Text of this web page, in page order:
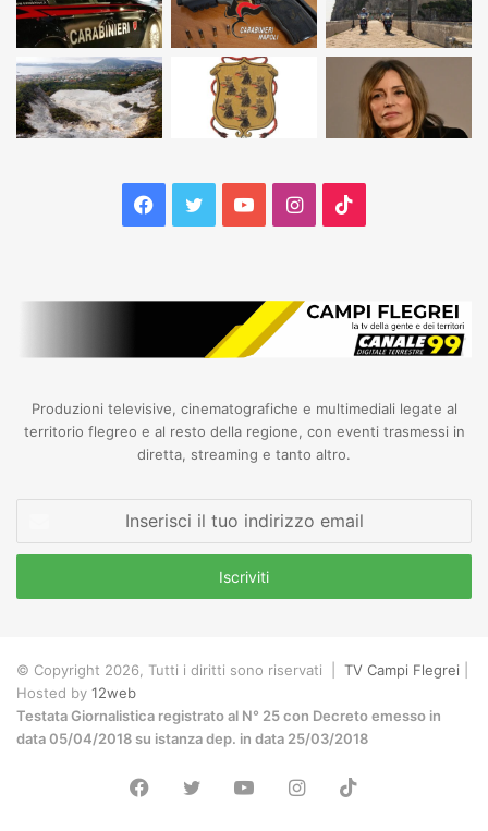
Facebook
TwitterYouTubeInstagram
Produzioni televisive, cinematografiche e multimediali legate al
territorio flegreo e al resto della regione, con eventi trasmessi in
diretta, streaming e tanto altro.
tuo
email
© Copyright 2026, Tutti i diritti sono riservati | TV Campi Flegrei
Hosted by 12web
Testata Giornalistica registrato al N° 25 con Decreto emesso in
data 05/04/2018 su istanza dep. in data 25/03/2018
Facebook
TwitterYouTubeInstagram